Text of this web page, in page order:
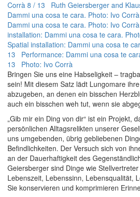
Corrà 8 / 13 Ruth Geiersberger and
Dammi una cosa te cara. Photo: Ivo Corrà
Dammi una cosa te cara. Photo: Ivo Corrà
installation: Dammi una cosa te cara.
Spatial installation: Dammi una cosa te
13 Performance: Dammi una cosa te
13 Photo: Ivo Corrà
Bringen Sie uns eine Habseligkeit –
sein! Mit diesem Satz lädt Lungomare
abzugeben, an denen ein bisschen
auch ein bisschen weh tut, wenn sie
„Gib mir ein Ding von dir“ ist ein Projekt,
persönlichen Alltagsrelikten unserer
uns umgebenden, übrig gebliebenen
Befindlichkeiten. Der Versuch sich von
an der Dauerhaftigkeit des
Geiersberger sind Dinge wie
Lebenszeit, Lebenssinn, Lebensqualität,
Sie konservieren und komprimieren